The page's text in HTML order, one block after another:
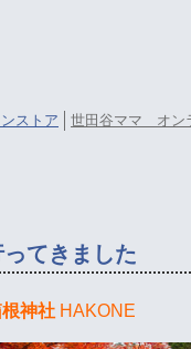
ストア 世田谷ママ オン
てきました
神社 HAKONE